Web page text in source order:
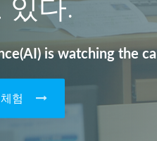
있다.
is watching the
험